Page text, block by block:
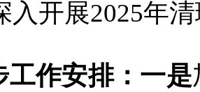
入开展2025年
工作安排：一是